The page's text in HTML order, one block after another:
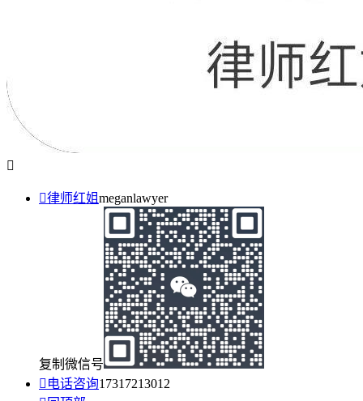

律师红姐meganlawyer
复制微信号
 电话咨询17317213012